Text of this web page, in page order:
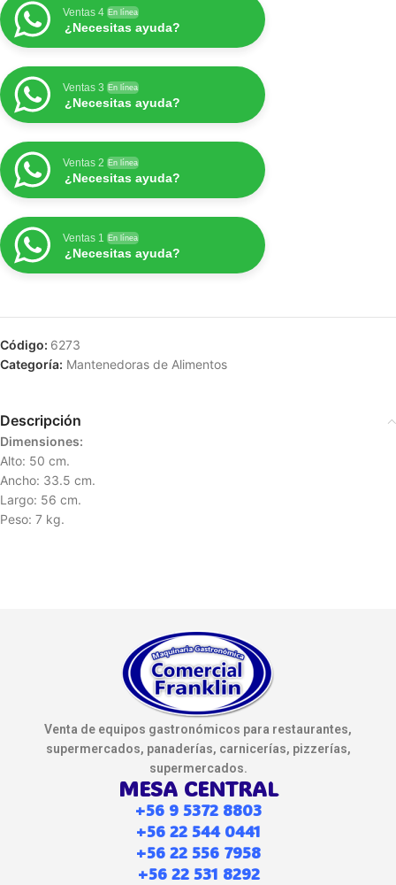
Ventas 4 En línea
¿Necesitas ayuda?
Ventas 3 En línea
¿Necesitas ayuda?
Ventas 2 En línea
¿Necesitas ayuda?
Ventas 1 En línea
¿Necesitas ayuda?
Código: 6273
Categoría: Mantenedoras de Alimentos
Descripción
Dimensiones:
Alto: 50 cm.
Ancho: 33.5 cm.
Largo: 56 cm.
Peso: 7 kg.
Venta de equipos gastronómicos para restaurantes,
supermercados, panaderías, carnicerías, pizzerías,
supermercados.
MESA CENTRAL
+56 9 5372 8803
+56 22 544 0441
+56 22 556 7958
+56 22 531 8292